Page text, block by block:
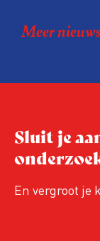
Meer
Sluit je
En vergroot je